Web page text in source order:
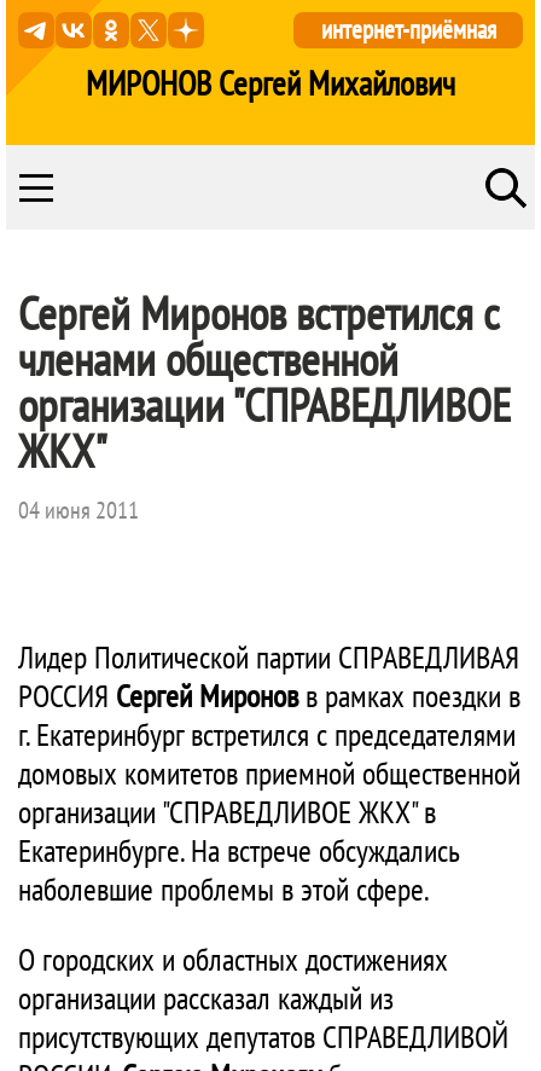
МИРОНОВ Сергей Михайлович
интернет-приёмная
Сергей Миронов встретился с
членами общественной
организации "СПРАВЕДЛИВОЕ
ЖКХ"
04 июня 2011
Лидер Политической партии СПРАВЕДЛИВАЯ
РОССИЯ Сергей Мироновв рамках поездки в
г. Екатеринбург встретился с председателями
домовых комитетов приемной общественной
организации "СПРАВЕДЛИВОЕ ЖКХ" в
Екатеринбурге. На встрече обсуждались
наболевшие проблемы в этой сфере.
О городских и областных достижениях
организации рассказал каждый из
присутствующих депутатов СПРАВЕДЛИВОЙ